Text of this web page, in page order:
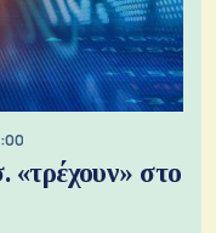
«τρέχουν» στο